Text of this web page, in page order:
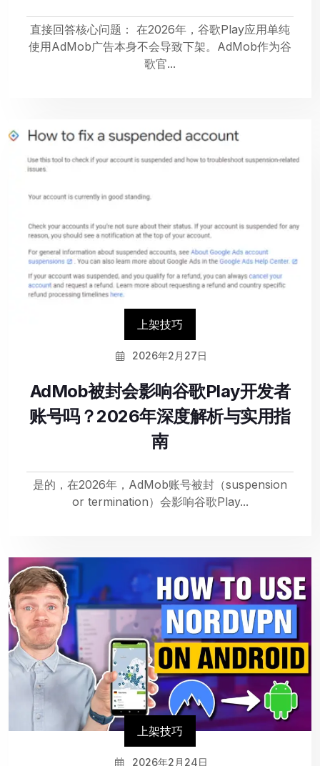
直接回答核心问题： 在2026年，谷歌Play应用单纯
使用AdMob广告本身不会导致下架。AdMob作为谷
歌官...
上架技巧
2026年2月27日
AdMob被封会影响谷歌Play开发者
账号吗？2026年深度解析与实用指
南
是的，在2026年，AdMob账号被封（suspension
or termination）会影响谷歌Play...
上架技巧
2026年2月24日